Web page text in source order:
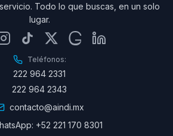
Todo lo que buscas, en un solo
lugar.
Teléfonos:
222 964 2331
222 964 2343
contacto@aindi.mx
+52 221 170 8301